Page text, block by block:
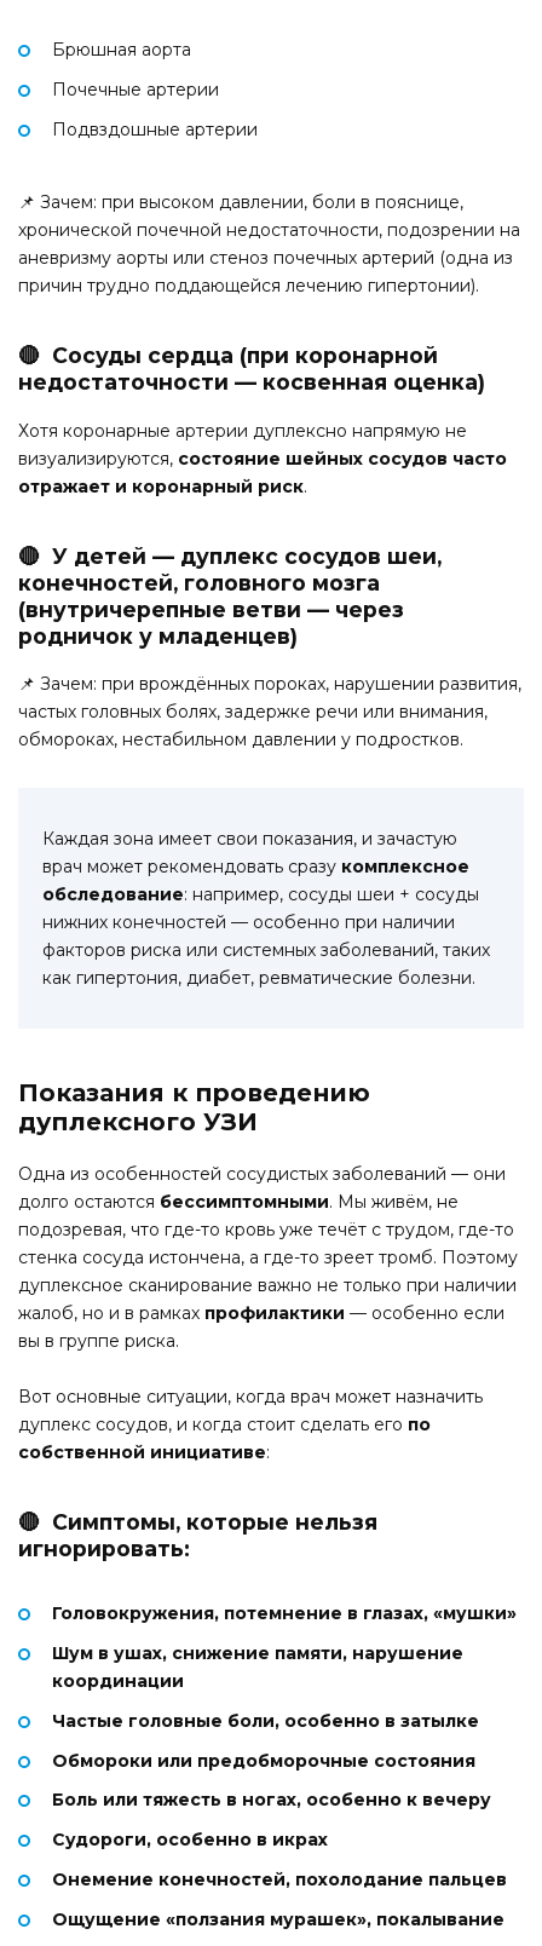
Брюшная аорта
Почечные артерии
Подвздошные артерии
📌 Зачем: при высоком давлении, боли в пояснице,
хронической почечной недостаточности, подозрении на
аневризму аорты или стеноз почечных артерий (одна из
причин трудно поддающейся лечению гипертонии).
🔴 Сосуды сердца (при коронарной
недостаточности — косвенная оценка)
Хотя коронарные артерии дуплексно напрямую не
визуализируются, состояние шейных сосудов часто
отражает и коронарный риск.
🔴 У детей — дуплекс сосудов шеи,
конечностей, головного мозга
(внутричерепные ветви — через
родничок у младенцев)
📌 Зачем: при врождённых пороках, нарушении развития,
частых головных болях, задержке речи или внимания,
обмороках, нестабильном давлении у подростков.
Каждая зона имеет свои показания, и зачастую
врач может рекомендовать сразу комплексное
обследование: например, сосуды шеи + сосуды
нижних конечностей — особенно при наличии
факторов риска или системных заболеваний, таких
как гипертония, диабет, ревматические болезни.
Показания к проведению
дуплексного УЗИ
Одна из особенностей сосудистых заболеваний — они
долго остаются бессимптомными. Мы живём, не
подозревая, что где-то кровь уже течёт с трудом, где-то
стенка сосуда истончена, а где-то зреет тромб. Поэтому
дуплексное сканирование важно не только при наличии
жалоб, но и в рамках профилактики — особенно если
вы в группе риска.
Вот основные ситуации, когда врач может назначить
дуплекс сосудов, и когда стоит сделать его по
собственной инициативе:
🔴 Симптомы, которые нельзя
игнорировать:
Головокружения, потемнение в глазах, «мушки»
Шум в ушах, снижение памяти, нарушение
координации
Частые головные боли, особенно в затылке
Обмороки или предобморочные состояния
Боль или тяжесть в ногах, особенно к вечеру
Судороги, особенно в икрах
Онемение конечностей, похолодание пальцев
Ощущение «ползания мурашек», покалывание